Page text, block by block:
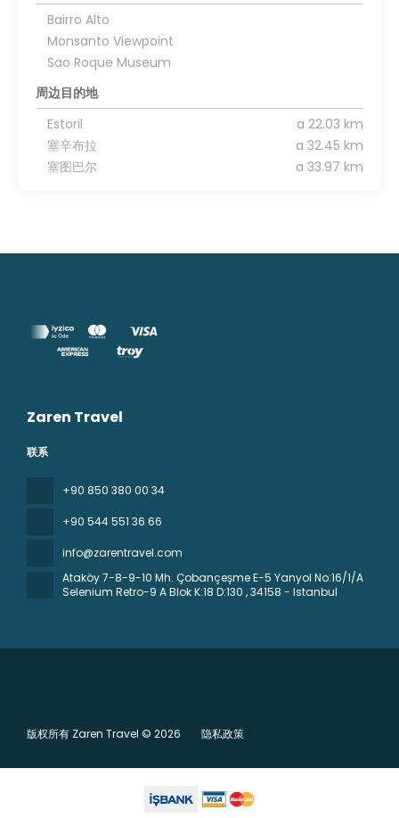
Bairro Alto
Monsanto Viewpoint
Sao Roque Museum
周边目的地
Estoril
a 22.03 km
塞辛布拉
a 32.45 km
塞图巴尔
a 33.97 km
Zaren Travel
联系
+90 850 380 00 34
+90 544 551 36 66
info@zarentravel.com
Ataköy 7-8-9-10 Mh. Çobançeşme E-5 Yanyol No:16/1/A
Selenium Retro-9 A Blok K:18 D:130 , 34158 - Istanbul
版权所有 Zaren Travel © 2026 隐私政策